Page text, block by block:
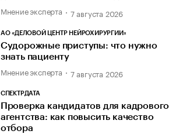
Мнение эксперта 7 августа 2026
АО «ДЕЛОВОЙ ЦЕНТР НЕЙРОХИРУРГИИ»
Судорожные приступы: что нужно
знать пациенту
Мнение эксперта 7 августа 2026
СПЕКТРДАТА
Проверка кандидатов для кадрового
агентства: как повысить качество
отбора